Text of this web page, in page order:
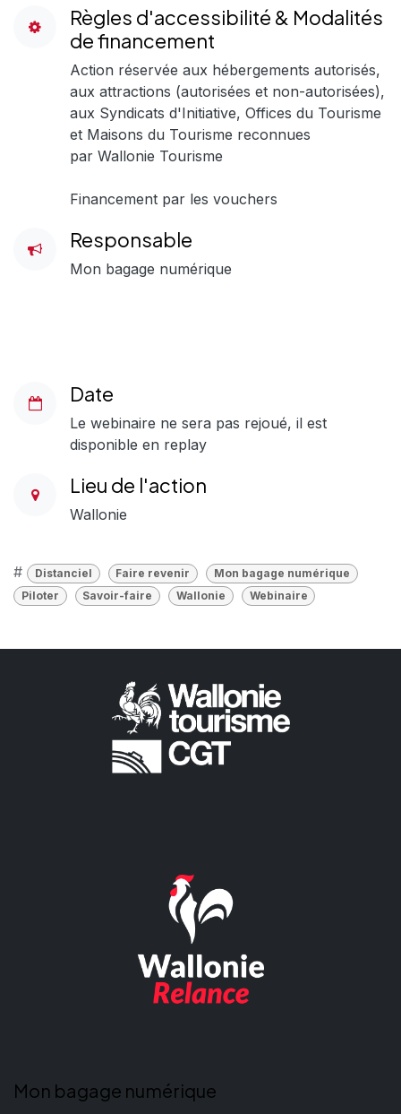
Règles d'accessibilité & Modalités
de financement
Action réservée aux hébergements autorisés,
aux attractions (autorisées et non-autorisées),
aux Syndicats d'Initiative, Offices du Tourisme
et Maisons du Tourisme reconnues
par Wallonie Tourisme
Financement par les vouchers
Responsable
Mon bagage numérique
Date
Le webinaire ne sera pas rejoué, il est
disponible en replay
Lieu de l'action
Wallonie
# Distanciel Faire revenir
Mon bagage numérique
Piloter
Savoir-faire Wallonie Webinaire
Mon bagage numérique